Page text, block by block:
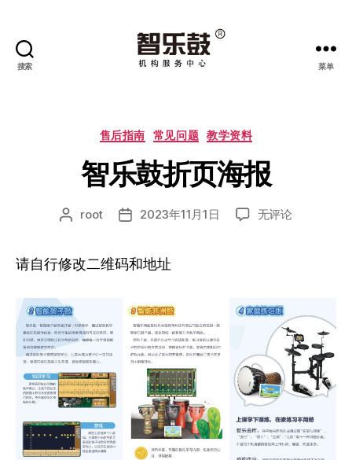
搜索
机
服
务
心
菜单
分
售后指南 常见问题 教学资料
智乐鼓折页海报
文
者
root
发
期
2023年11月1日
智
报
无评论
请自行修改二维码和地址